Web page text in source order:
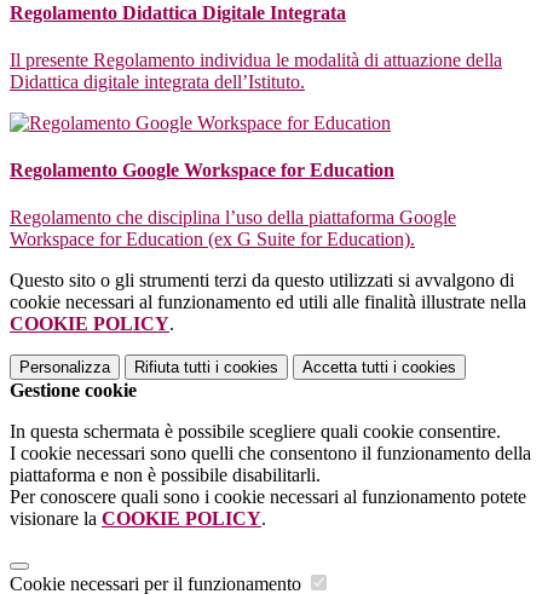
Regolamento Didattica Digitale Integrata
Il presente Regolamento individua le modalità di attuazione della
Didattica digitale integrata dell’Istituto.
Regolamento Google Workspace for Education
Regolamento che disciplina l’uso della piattaforma Google
Workspace for Education (ex G Suite for Education).
Questo sito o gli strumenti terzi da questo utilizzati si avvalgono di
cookie necessari al funzionamento ed utili alle finalità illustrate nella
COOKIE POLICY.
Personalizza Rifiuta tutti i cookies Accetta tutti i cookies
Gestione cookie
In questa schermata è possibile scegliere quali cookie consentire.
I cookie necessari sono quelli che consentono il funzionamento della
piattaforma e non è possibile disabilitarli.
Per conoscere quali sono i cookie necessari al funzionamento potete
visionare la COOKIE POLICY.
Cookie necessari per il funzionamento